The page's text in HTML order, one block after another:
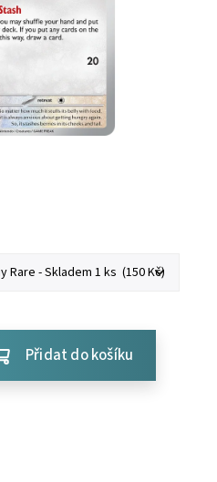
Přidat do košíku